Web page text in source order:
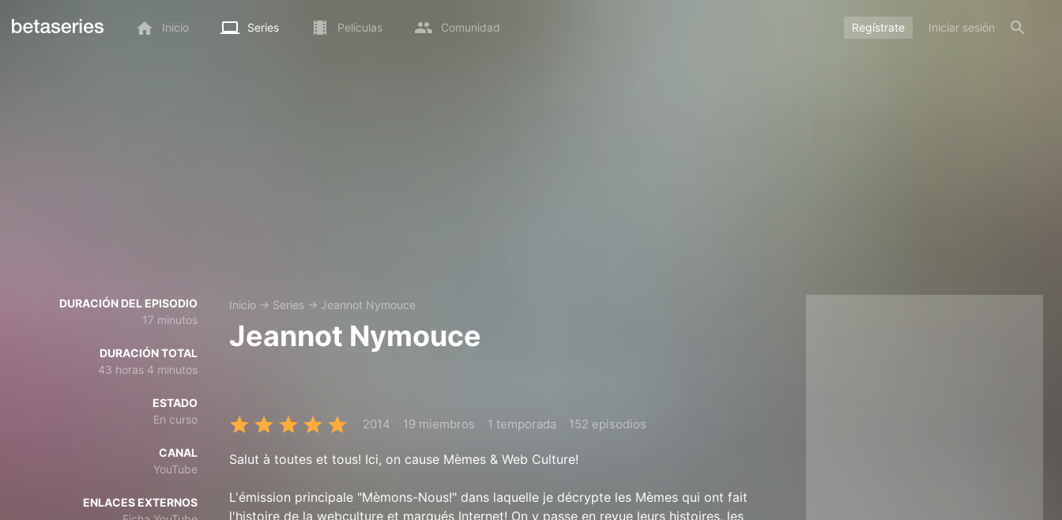
Inicio Series Películas Comunidad Regístrate Iniciar sesión
DURACIÓN DEL EPISODIO
17 minutos
DURACIÓN TOTAL
43 horas 4 minutos
ESTADO
En curso
CANAL
YouTube
ENLACES EXTERNOS
Inicio → Series → Jeannot Nymouce
Jeannot Nymouce
2014 19 miembros 1 temporada 152 episodios
Salut à toutes et tous! Ici, on cause Mèmes & Web Culture!
L'émission principale "Mèmons-Nous!" dans laquelle je décrypte les Mèmes qui ont fait
l'histoire de la webculture et marqués Internet! On y passe en revue leurs histoires, les